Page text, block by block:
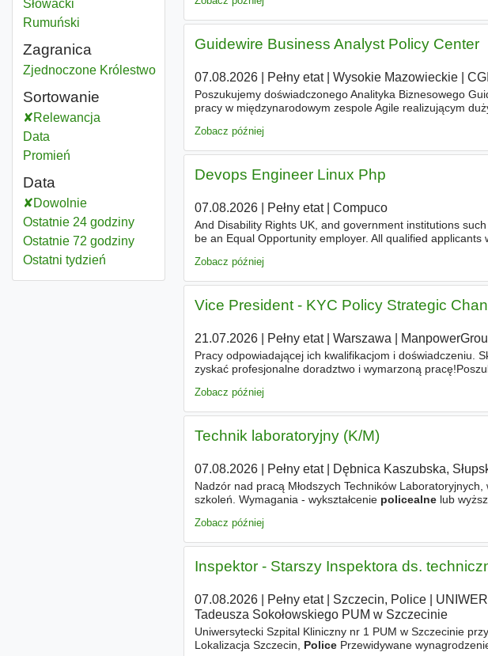
Słowacki
Rumuński
Zagranica
Police
Zjednoczone Królestwo
Sortowanie
Relewancja
Data
Promień
Data
Dowolnie
Ostatnie 24 godziny
Ostatnie 72 godziny
Ostatni tydzień
Guidewire Business Analyst Policy Center
07.08.2026| Pełny etat| Wysokie Mazowieckie| CGI
Poszukujemy doświadczonego Analityka Biznesowego
pracy w międzynarodowym zespole Agile realizującym
Zobacz później
Devops Engineer Linux Php
07.08.2026| Pełny etat| Compuco
And Disability Rights UK, and government institutions
be an Equal Opportunity employer. All qualified
Zobacz później
Vice President - KYC Policy Strategic
21.07.2026| Pełny etat| Warszawa
Pracy odpowiadającej ich kwalifikacjom i doświadczeniu.
zyskać profesjonalne doradztwo i wymarzoną
Zobacz później
Technik laboratoryjny (K/M)
07.08.2026| Pełny etat| Dębnica Kaszubska,
Nadzór nad pracą Młodszych Techników
szkoleń. Wymagania - wykształcenie policealnelub
Zobacz później
Inspektor - Starszy Inspektora ds.
07.08.2026| Pełny etat| Szczecin, Police|
Tadeusza Sokołowskiego PUM w Szczecinie
Uniwersytecki Szpital Kliniczny nr 1 PUM w Szczecinie
Lokalizacja Szczecin, PolicePrzewidywane